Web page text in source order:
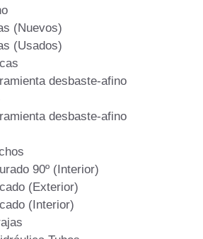
(Nuevos)
(Usados)
desbaste-afino
desbaste-afino
90º (Interior)
(Exterior)
(Interior)